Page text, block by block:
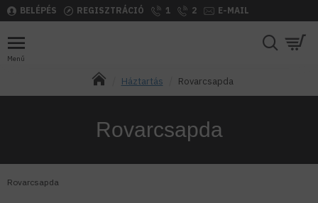
BELÉPÉS REGISZTRÁCIÓ 1 2 E-MAIL
Háztartás Rovarcsapda
Rovarcsapda
Rovarcsapda